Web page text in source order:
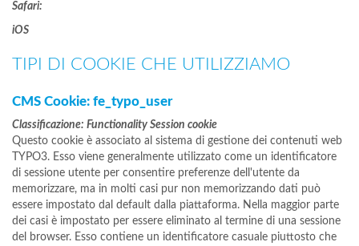
Safari:
iOS
TIPI DI COOKIE CHE UTILIZZIAMO
CMS Cookie: fe_typo_user
Classificazione: Functionality Session cookie
Questo cookie è associato al sistema di gestione dei contenuti web
TYPO3. Esso viene generalmente utilizzato come un identificatore
di sessione utente per consentire preferenze dell'utente da
memorizzare, ma in molti casi pur non memorizzando dati può
essere impostato dal default dalla piattaforma. Nella maggior parte
dei casi è impostato per essere eliminato al termine di una sessione
del browser. Esso contiene un identificatore casuale piuttosto che